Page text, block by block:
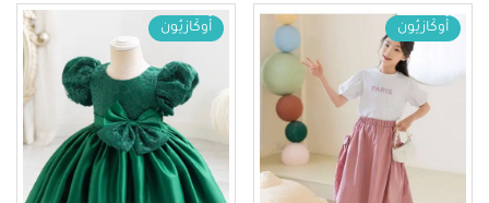
أُوكَازيُون أُوكَازيُون